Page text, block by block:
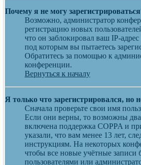
Почему я не могу
Возможно, администратор
регистрацию новых
что он заблокировал ваш IP-
под которым вы пытаетесь
Обратитесь за помощью к
конференции.
Вернуться к началу
Я только что зарегистрировался, но
Сначала проверьте свои имя
Если они верны, то возможны
включена поддержка COPPA и
указали, что вам менее 13 лет,
инструкциям. На некоторых
чтобы все новые учётные записи
пользователями или